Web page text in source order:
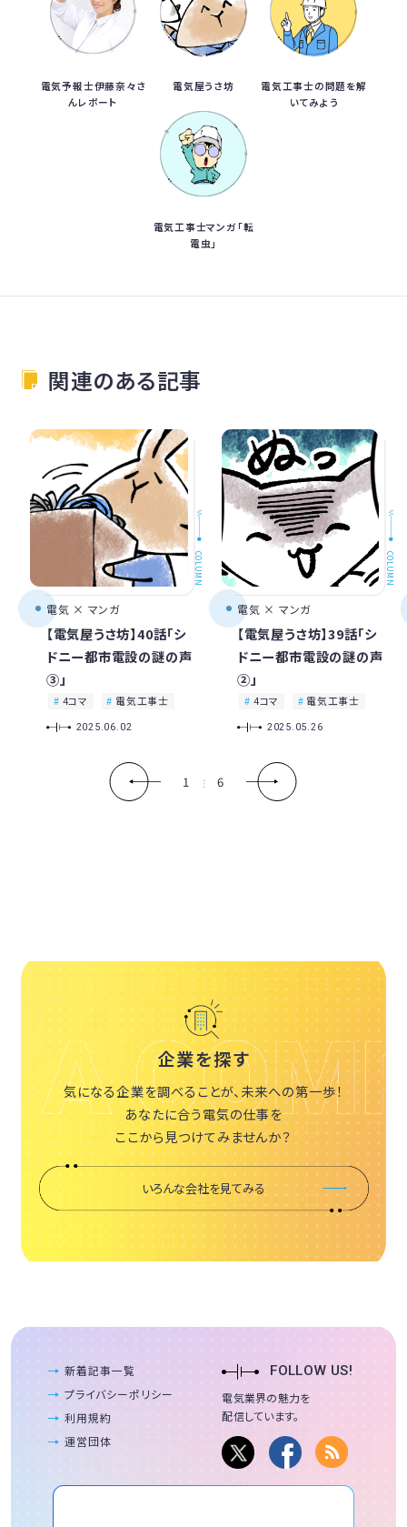
電気予報士伊藤奈々さ
んレポート
電気屋うさ坊
電気工事士の問題を解
いてみよう
電気工事士マンガ「転
電虫」
関連のある記事
COLUMN
電気 × マンガ
【電気屋うさ坊】40話「シ
ドニー都市電設の謎の声
③」
4コマ 電気工事士
2025.06.02
COLUMN
電気 × マンガ
【電気屋うさ坊】39話「シ
ドニー都市電設の謎の声
②」
4コマ 電気工事士
2025.05.26
1 6
企業を探す
気になる企業を調べることが、未来への第一歩！
あなたに合う電気の仕事を
ここから見つけてみませんか？
いろんな会社を見てみる
新着記事一覧
プライバシーポリシー
利用規約
運営団体
FOLLOW US!
電気業界の魅力を
配信しています。